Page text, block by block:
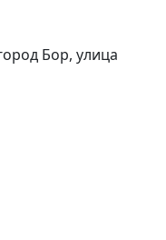
Бор, улица